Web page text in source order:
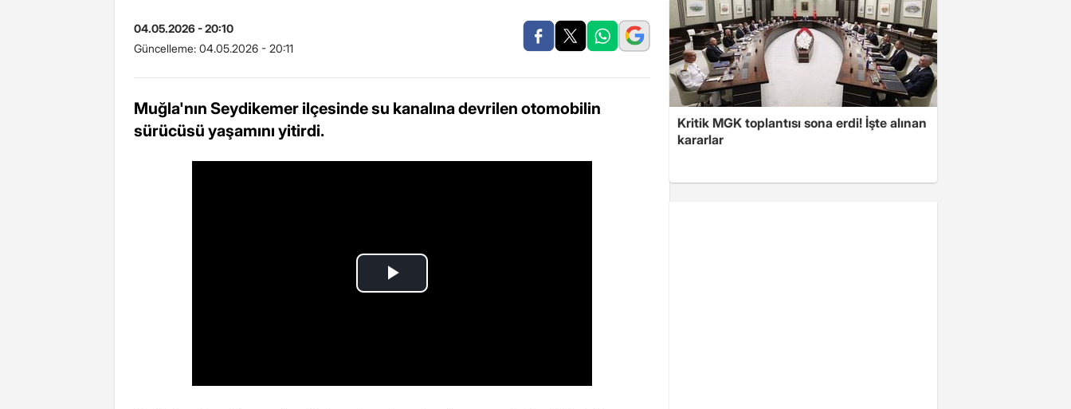
04.05.2026 - 20:10
Güncelleme: 04.05.2026 - 20:11
Muğla'nın Seydikemer ilçesinde su kanalına devrilen otomobilin
sürücüsü yaşamını yitirdi.
Kritik MGK toplantısı sona erdi! İşte alınan
kararlar